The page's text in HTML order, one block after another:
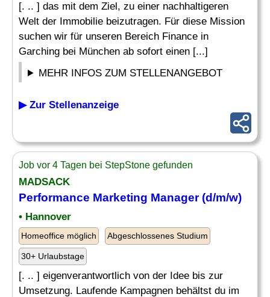
[. .. ] das mit dem Ziel, zu einer nachhaltigeren
Welt der Immobilie beizutragen. Für diese Mission
suchen wir für unseren Bereich Finance in
Garching bei München ab sofort einen [...]
MEHR INFOS ZUM STELLENANGEBOT
▶ Zur Stellenanzeige
Job vor 4 Tagen bei StepStone gefunden
MADSACK
Performance Marketing Manager (d/m/w)
• Hannover
Homeoffice möglich Abgeschlossenes Studium
30+ Urlaubstage
[. .. ] eigenverantwortlich von der Idee bis zur
Umsetzung. Laufende Kampagnen behältst du im